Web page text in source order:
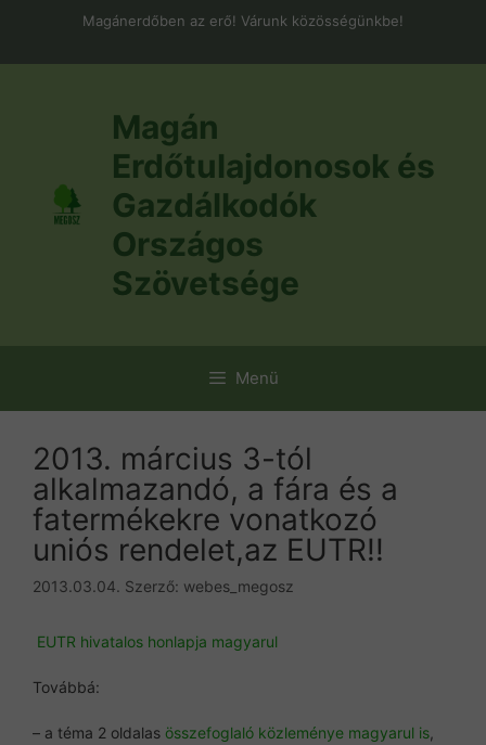
Magánerdőben az erő! Várunk közösségünkbe!
Magán
Erdőtulajdonosok és
Gazdálkodók
Országos
Szövetsége
Menü
2013. március 3-tól
alkalmazandó, a fára és a
fatermékekre vonatkozó
uniós rendelet,az EUTR!!
2013.03.04. Szerző: webes_megosz
EUTR hivatalos honlapja magyarul
Továbbá:
– a téma 2 oldalas összefoglaló közleménye magyarul is